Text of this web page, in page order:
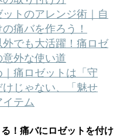
トのアレンジ術｜自
痛バを作ろう！
外でも大活躍！痛ロゼ
意外な使い道
｜痛ロゼットは「守
けじゃない、「魅せ
イテム
！痛バにロゼットを付け